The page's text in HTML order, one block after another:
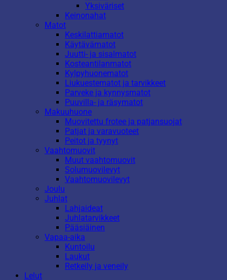
Yksiväriset
Keinonahat
Matot
Keskilattiamatot
Käytävämatot
Juutti- ja sisalmatot
Kosteantilanmatot
Kylpyhuonematot
Liukuestematot ja tarvikkeet
Parveke ja kynnysmatot
Puuvilla- ja räsymatot
Makuuhuone
Muovitettu frotee ja patjansuojat
Patjat ja varavuoteet
Peitot ja tyynyt
Vaahtomuovit
Muut vaahtomuovit
Solumuovilevyt
Vaahtomuovilevyt
Joulu
Juhlat
Lahjaideat
Juhlatarvikkeet
Pääsiäinen
Vapaa-aika
Kuntoilu
Laukut
Retkeily ja veneily
Lelut